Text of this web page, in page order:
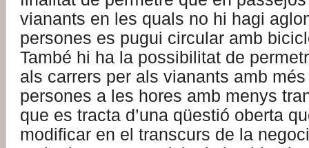
vianants en les quals no hi hagi
persones es pugui circular amb
També hi ha la possibilitat de
als carrers per als vianants amb
persones a les hores amb menys
que es tracta d’una qüestió oberta
modificar en el transcurs de la